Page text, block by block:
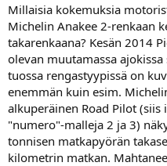
a
l
o
i
t
a
j
a
ä
Millaisia kokemuksia
Michelin Anakee 2-renkaan
takarenkaana? Kesän 2014
olevan muutamassa
tuossa rengastyypissä on
enemmän kuin esim.
alkuperäinen Road Pilot
"numero"-malleja 2 ja 3)
tonnisen matkapyörän
kilometrin matkan.